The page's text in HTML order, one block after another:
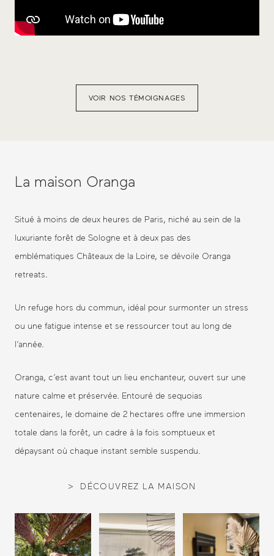
VOIR NOS TÉMOIGNAGES
La maison Oranga
Situé à moins de deux heures de Paris, niché au sein de la
luxuriante forêt de Sologne et à deux pas des
emblématiques Châteaux de la Loire, se dévoile Oranga
retreats.
Un refuge hors du commun, idéal pour surmonter un stress
ou une fatigue intense et se ressourcer tout au long de
l’année.
Oranga, c’est avant tout un lieu enchanteur, ouvert sur une
nature calme et préservée. Entouré de sequoias
centenaires, le domaine de 2 hectares offre une immersion
totale dans la forêt, un cadre à la fois somptueux et
dépaysant où chaque instant semble suspendu.
DÉCOUVREZ LA MAISON